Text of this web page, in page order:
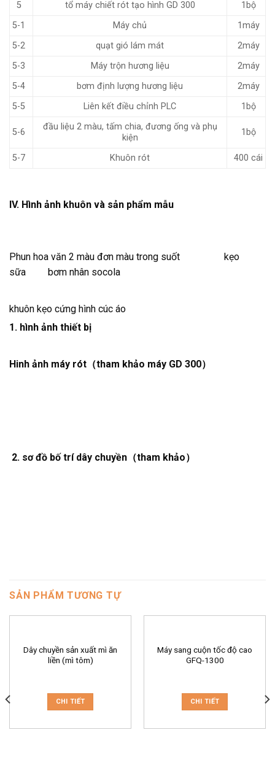
5 tổ máy chiết rót tạo hình GD 300
1bộ
5-1
Máy chủ
1máy
5-2
quạt gió lám mát
2máy
5-3
Máy trộn hương liệu
2máy
5-4
bơm định lượng hương liệu
2máy
5-5
Liên kết điều chỉnh PLC 1bộ
5-6
đầu liệu 2 màu, tấm chia, đương ống và phụ
kiện
1bộ
5-7 Khuôn rót 400 cái
IV. Hình ảnh khuôn và sản phẩm mẫu
Phun hoa văn 2 màu đơn màu trong suốt kẹo
sữa bơm nhân socola
khuôn kẹo cứng hình cúc áo
1. hình ảnh thiết bị
Hinh ảnh máy rót （tham khảo máy GD 300）
2. sơ đồ bố trí dây chuyền （tham khảo）
SẢN PHẨM TƯƠNG TỰ
Dây chuyền sản xuất mì ăn
liền (mì tôm)
CHI TIẾT
Máy sang cuộn tốc độ cao
GFQ-1300
CHI TIẾT